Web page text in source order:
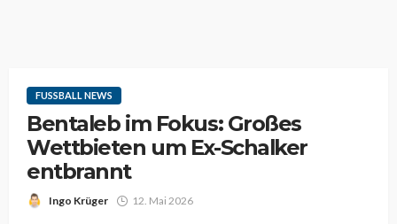
FUSSBALL NEWS
Bentaleb im Fokus: Großes
Wettbieten um Ex-Schalker
entbrannt
Ingo Krüger 12. Mai 2026